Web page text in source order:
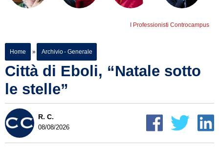
I Professionisti Controcampus
Home » Archivio - Generale
Città di Eboli, “Natale sotto
le stelle”
R. C.
08/08/2026